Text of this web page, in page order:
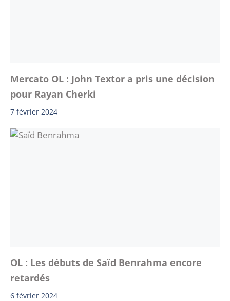
Mercato OL : John Textor a pris une décision
pour Rayan Cherki
7 février 2024
OL : Les débuts de Saïd Benrahma encore
retardés
6 février 2024